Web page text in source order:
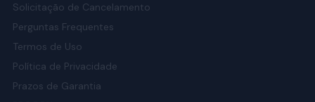
Solicitação de Cancelamento
Perguntas Frequentes
Termos de Uso
Política de Privacidade
Prazos de Garantia